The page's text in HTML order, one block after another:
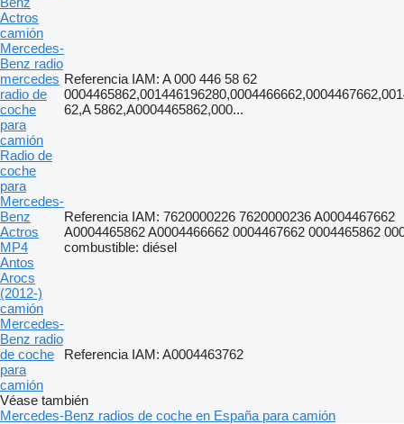
Actros
camión
Mercedes-
Benz radio
mercedes
radio de
coche
para
camión
Referencia IAM: A 000 446 58 62
62,A 5862,A0004465862,000...
Radio de
coche
para
Mercedes-
Benz
Actros
MP4
Antos
Arocs
(2012-)
camión
Referencia IAM: 7620000226 7620000236 A0004467662
A0004465862 A0004466662 0004467662 0004465862
combustible: diésel
Mercedes-
Benz radio
de coche
para
camión
Referencia IAM: A0004463762
Véase también
Mercedes-Benz radios de coche en España para camión